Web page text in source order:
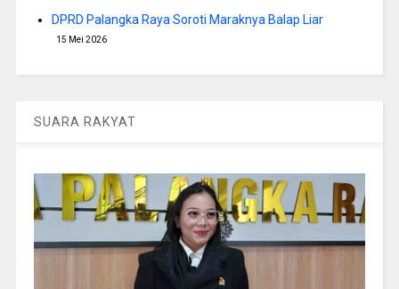
DPRD Palangka Raya Soroti Maraknya Balap Liar
15 Mei 2026
SUARA RAKYAT